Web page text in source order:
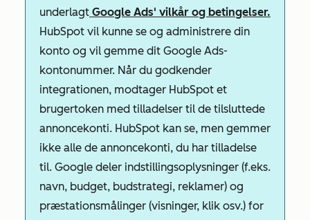
underlagt Google Ads' vilkår og betingelser.
HubSpot vil kunne se og administrere din
konto og vil gemme dit Google Ads-
kontonummer. Når du godkender
integrationen, modtager HubSpot et
brugertoken med tilladelser til de tilsluttede
annoncekonti. HubSpot kan se, men gemmer
ikke alle de annoncekonti, du har tilladelse
til. Google deler indstillingsoplysninger (f.eks.
navn, budget, budstrategi, reklamer) og
præstationsmålinger (visninger, klik osv.) for